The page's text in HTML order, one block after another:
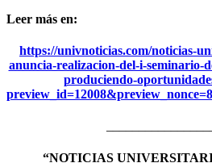
Leer más en:
https://univnoticias.com/noticias-
anuncia-realizacion-del-i-seminario-
produciendo-
“NOTICIAS